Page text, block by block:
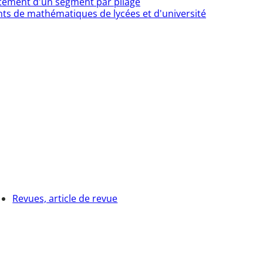
de mathématiques de lycées et d'université
Revues, article de revue